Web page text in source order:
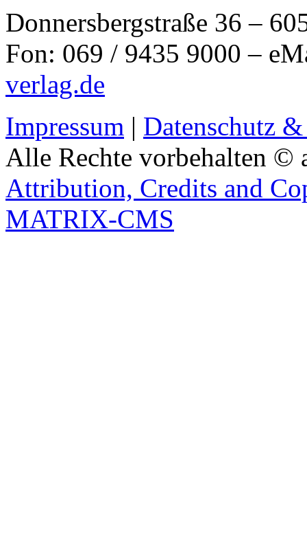
Donnersbergstraße 36 –
Fon: 069 / 9435 9000 –
verlag.de
Impressum | Datenschutz
Alle Rechte vorbehalten ©
Attribution, Credits and
MATRIX-CMS